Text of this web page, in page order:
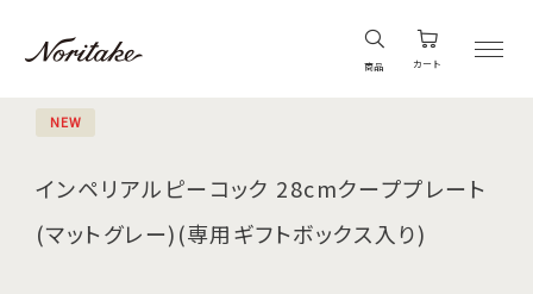
商品 カート
NEW
インペリアルピーコック 28cmクーププレート
(マットグレー)(専用ギフトボックス入り)